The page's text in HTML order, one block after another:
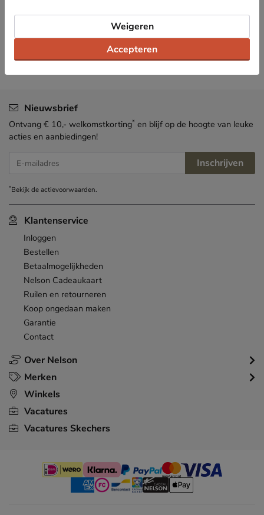
Schoenen Slippers
Over Nelson
Klantenservice
Inloggen
Bestellen
Betaalmogelijkheden
Nelson Cadeaukaart
Ruilen en retourneren
Koop ongedaan maken
Garantie
Contact
Merken
Winkels
Vacatures
Vacatures Skechers
Nieuwsbrief
Ontvang € 10,- welkomstkorting* en blijf op de hoogte van leuke
acties en aanbiedingen!
E-mailadres Inschrijven
*Bekijk deactievoorwaarden.
Accepteren
Weigeren